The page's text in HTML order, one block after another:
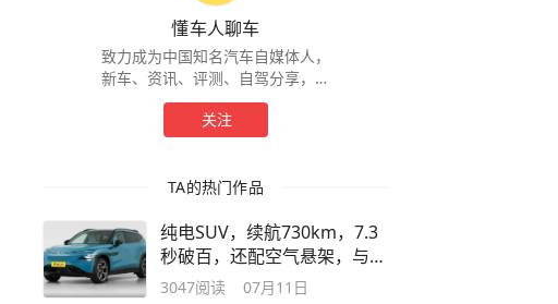
懂车人聊车
致力成为中国知名汽车自媒体人，
新车、资讯、评测、自驾分享，欢
迎关注！
关注
TA的热门作品
纯电SUV，续航730km，7.3
秒破百，还配空气悬架，与众
08如何？
3047阅读 07月11日